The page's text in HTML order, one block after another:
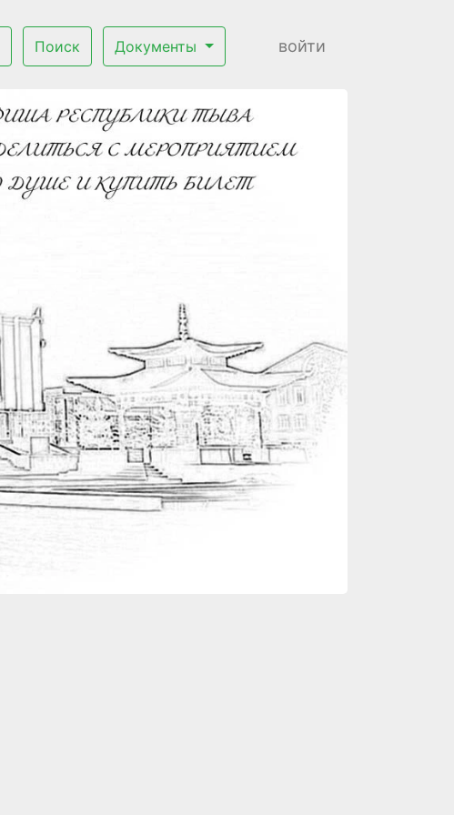
Поиск Документы войти
Next